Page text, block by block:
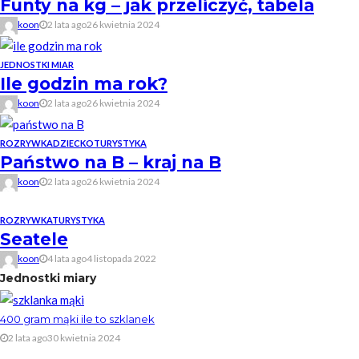
Funty na kg – jak przeliczyć, tabela
koon 2 lata ago26 kwietnia 2024
JEDNOSTKI MIAR
Ile godzin ma rok?
koon 2 lata ago26 kwietnia 2024
ROZRYWKADZIECKOTURYSTYKA
Państwo na B – kraj na B
koon 2 lata ago26 kwietnia 2024
ROZRYWKATURYSTYKA
Seatele
koon 4 lata ago4 listopada 2022
Jednostki miary
400 gram mąki ile to szklanek
2 lata ago30 kwietnia 2024